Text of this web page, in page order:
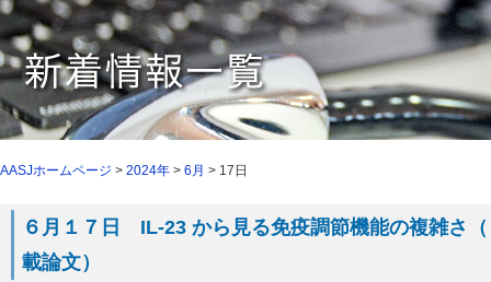
AASJホームページ > 2024年 > 6月 > 17日
６月１７日 IL-23 から見る免疫調節機能の複雑さ
載論文）